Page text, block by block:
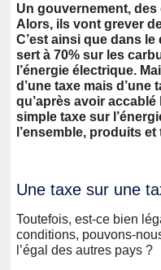
Un gouvernement,
Alors, ils vont grever
C’est ainsi que dans le
sert à 70% sur les
l’énergie électrique.
d’une taxe mais d’une
qu’après avoir accablé
simple taxe sur
l’ensemble, produits et
Une taxe sur une
Toutefois, est-ce bien
conditions, pouvons-
l’égal des autres pays ?